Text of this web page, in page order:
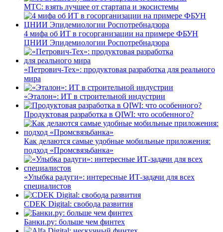
МТС: взять лучшее от стартапа и экосистемы
4 мифа об ИТ в госорганизации на примере ФБУН
ЦНИИ Эпидемиологии Роспотребнадзора
«Петрович-Тех»: продуктовая разработка для реального
мира
«Эталон»: ИТ в строительной индустрии
Продуктовая разработка в QIWI: что особенного?
Как делаются самые удобные мобильные приложения:
подход «Промсвязьбанка»
«Улыбка радуги»: интересные ИТ-задачи для всех
специалистов
CDEK Digital: свобода развития
Банки.ру: больше чем финтех